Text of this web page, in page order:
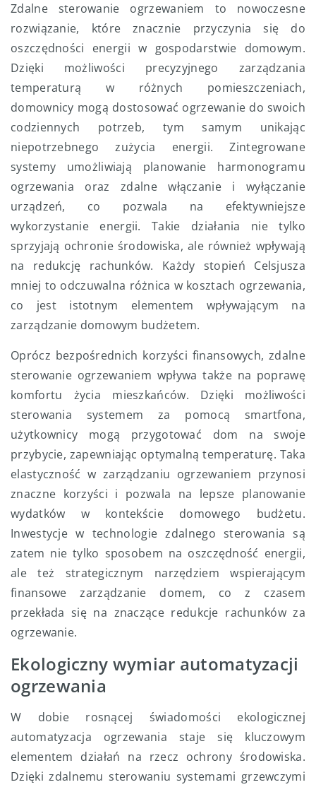
Zdalne sterowanie ogrzewaniem to nowoczesne
rozwiązanie, które znacznie przyczynia się do
oszczędności energii w gospodarstwie domowym.
Dzięki możliwości precyzyjnego zarządzania
temperaturą w różnych pomieszczeniach,
domownicy mogą dostosować ogrzewanie do swoich
codziennych potrzeb, tym samym unikając
niepotrzebnego zużycia energii. Zintegrowane
systemy umożliwiają planowanie harmonogramu
ogrzewania oraz zdalne włączanie i wyłączanie
urządzeń, co pozwala na efektywniejsze
wykorzystanie energii. Takie działania nie tylko
sprzyjają ochronie środowiska, ale również wpływają
na redukcję rachunków. Każdy stopień Celsjusza
mniej to odczuwalna różnica w kosztach ogrzewania,
co jest istotnym elementem wpływającym na
zarządzanie domowym budżetem.
Oprócz bezpośrednich korzyści finansowych, zdalne
sterowanie ogrzewaniem wpływa także na poprawę
komfortu życia mieszkańców. Dzięki możliwości
sterowania systemem za pomocą smartfona,
użytkownicy mogą przygotować dom na swoje
przybycie, zapewniając optymalną temperaturę. Taka
elastyczność w zarządzaniu ogrzewaniem przynosi
znaczne korzyści i pozwala na lepsze planowanie
wydatków w kontekście domowego budżetu.
Inwestycje w technologie zdalnego sterowania są
zatem nie tylko sposobem na oszczędność energii,
ale też strategicznym narzędziem wspierającym
finansowe zarządzanie domem, co z czasem
przekłada się na znaczące redukcje rachunków za
ogrzewanie.
Ekologiczny wymiar automatyzacji
ogrzewania
W dobie rosnącej świadomości ekologicznej
automatyzacja ogrzewania staje się kluczowym
elementem działań na rzecz ochrony środowiska.
Dzięki zdalnemu sterowaniu systemami grzewczymi